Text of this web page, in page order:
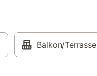
Balkon/Terrasse